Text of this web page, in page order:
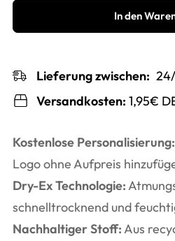
In den
Lieferung zwischen:
Versandkosten: 1,95€
Kostenlose Personalisierung:
Logo ohne Aufpreis
Dry-Ex Technologie:
schnelltrocknend und
Nachhaltiger Stoff:Aus